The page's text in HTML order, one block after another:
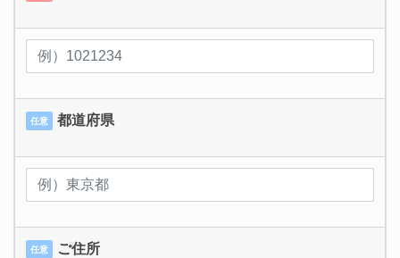
任意 都道府県
任意 ご住所